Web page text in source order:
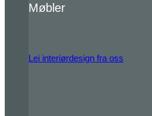
Møbler
Lei interiørdesign fra oss